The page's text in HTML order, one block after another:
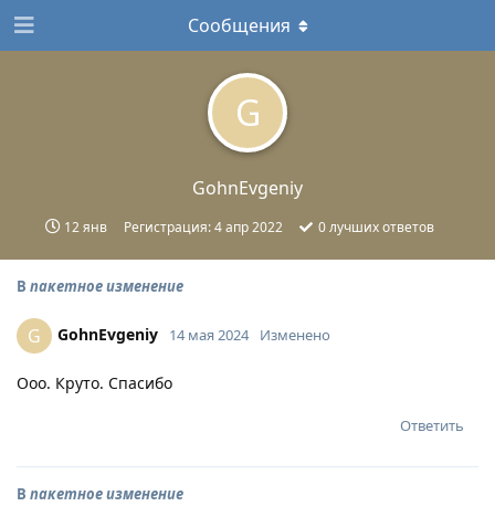
G
GohnEvgeniy
12 янв Регистрация:4 апр 2022 0лучших ответов
Сообщения
В пакетное изменение
G GohnEvgeniy 14 мая 2024 Изменено
Ооо. Круто. Спасибо
Ответить
В пакетное изменение